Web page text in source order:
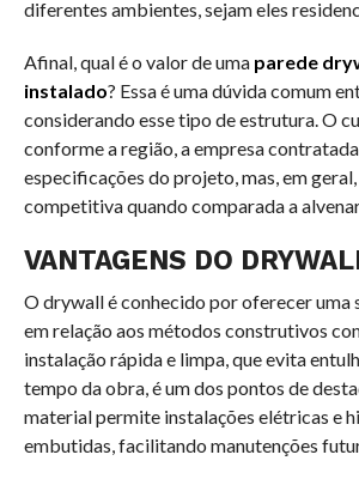
diferentes ambientes, sejam eles
Afinal, qual é o valor de uma parede
instalado? Essa é uma dúvida comum
considerando esse tipo de estrutura. O
conforme a região, a empresa contratada
especificações do projeto, mas, em geral,
competitiva quando comparada a
VANTAGENS DO
O drywall é conhecido por oferecer uma
em relação aos métodos construtivos
instalação rápida e limpa, que evita
tempo da obra, é um dos pontos de
material permite instalações elétricas e
embutidas, facilitando manutenções